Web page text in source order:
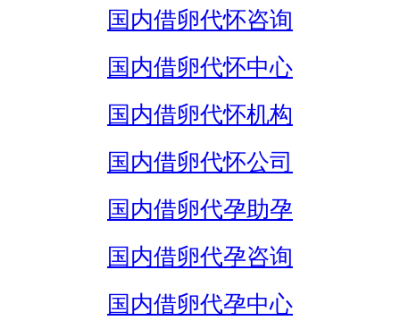
国内借卵代怀咨询
国内借卵代怀中心
国内借卵代怀机构
国内借卵代怀公司
国内借卵代孕助孕
国内借卵代孕咨询
国内借卵代孕中心